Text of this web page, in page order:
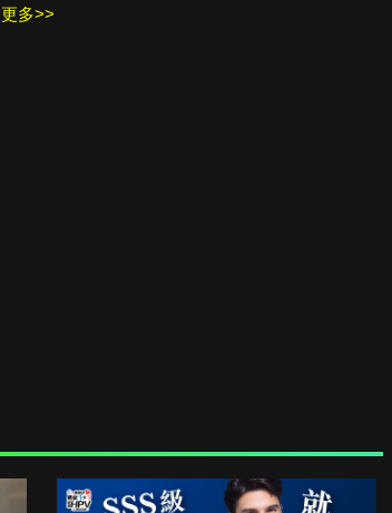
更多>>